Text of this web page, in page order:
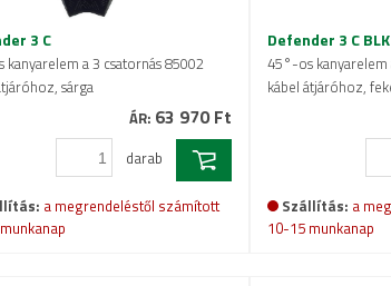
3 C
a 3 csatornás 85002
sárga
ÁR: 63 970 Ft
darab
a megrendeléstől számított
Defender 3 C BLK
45°-os kanyarelem
kábel átjáróhoz,
Szállítás: a
10-15 munkanap